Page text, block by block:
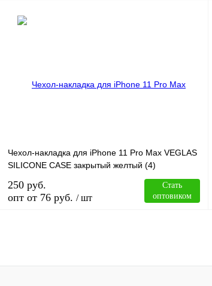
В избранное
В
Чехол-накладка для iPhone 11 Pro Max VEGLAS
SILICONE CASE закрытый желтый (4)
250 руб.
опт от 76 руб. / шт
Стать
оптовиком